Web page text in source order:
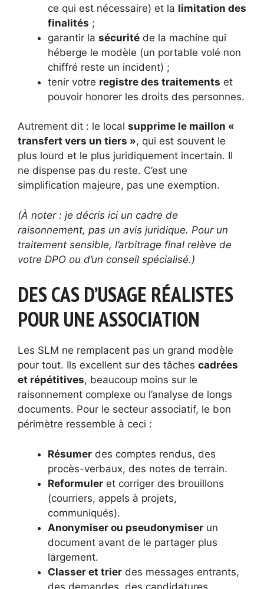
ce qui est nécessaire) et la limitation des
finalités ;
garantir la sécurité de la machine qui
héberge le modèle (un portable volé non
chiffré reste un incident) ;
tenir votre registre des traitements et
pouvoir honorer les droits des personnes.
Autrement dit : le local supprime le maillon «
transfert vers un tiers », qui est souvent le
plus lourd et le plus juridiquement incertain. Il
ne dispense pas du reste. C’est une
simplification majeure, pas une exemption.
(À noter : je décris ici un cadre de
raisonnement, pas un avis juridique. Pour un
traitement sensible, l’arbitrage final relève de
votre DPO ou d’un conseil spécialisé.)
DES CAS D’USAGE RÉALISTES
POUR UNE ASSOCIATION
Les SLM ne remplacent pas un grand modèle
pour tout. Ils excellent sur des tâches cadrées
et répétitives, beaucoup moins sur le
raisonnement complexe ou l’analyse de longs
documents. Pour le secteur associatif, le bon
périmètre ressemble à ceci :
Résumer des comptes rendus, des
procès-verbaux, des notes de terrain.
Reformuler et corriger des brouillons
(courriers, appels à projets,
communiqués).
Anonymiser ou pseudonymiser un
document avant de le partager plus
largement.
Classer et trier des messages entrants,
des demandes, des candidatures.